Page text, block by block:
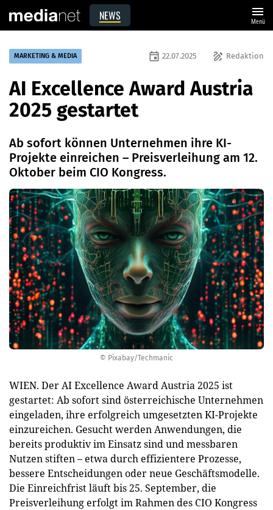
NEWS menu
Menü
© Pixabay/Techmanic
MARKETING & MEDIA draw Redaktion
event 22.07.2025
AI Excellence Award Austria
2025 gestartet
Ab sofort können Unternehmen ihre KI-
Projekte einreichen – Preisverleihung am 12.
Oktober beim CIO Kongress.
WIEN. Der AI Excellence Award Austria 2025 ist
gestartet: Ab sofort sind österreichische Unternehmen
eingeladen, ihre erfolgreich umgesetzten KI-Projekte
einzureichen. Gesucht werden Anwendungen, die
bereits produktiv im Einsatz sind und messbaren
Nutzen stiften – etwa durch effizientere Prozesse,
bessere Entscheidungen oder neue Geschäftsmodelle.
Die Einreichfrist läuft bis 25. September, die
Preisverleihung erfolgt im Rahmen des CIO Kongress